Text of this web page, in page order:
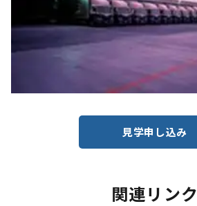
見学申し込み
関連リンク